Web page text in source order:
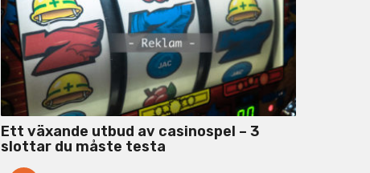
:
Ett växande utbud av casinospel – 3
slottar du måste testa